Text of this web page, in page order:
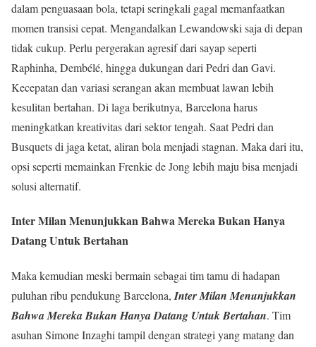
dalam penguasaan bola, tetapi seringkali gagal memanfaatkan
momen transisi cepat. Mengandalkan Lewandowski saja di depan
tidak cukup. Perlu pergerakan agresif dari sayap seperti
Raphinha, Dembélé, hingga dukungan dari Pedri dan Gavi.
Kecepatan dan variasi serangan akan membuat lawan lebih
kesulitan bertahan. Di laga berikutnya, Barcelona harus
meningkatkan kreativitas dari sektor tengah. Saat Pedri dan
Busquets di jaga ketat, aliran bola menjadi stagnan. Maka dari itu,
opsi seperti memainkan Frenkie de Jong lebih maju bisa menjadi
solusi alternatif.
Inter Milan Menunjukkan Bahwa Mereka Bukan Hanya
Datang Untuk Bertahan
Maka kemudian meski bermain sebagai tim tamu di hadapan
puluhan ribu pendukung Barcelona, Inter Milan Menunjukkan
Bahwa Mereka Bukan Hanya Datang Untuk Bertahan. Tim
asuhan Simone Inzaghi tampil dengan strategi yang matang dan